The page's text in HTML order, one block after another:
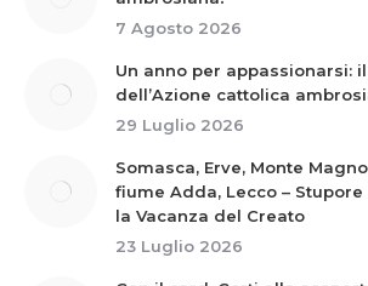
7 Agosto 2026
Un anno per appassionarsi:
dell’Azione cattolica
29 Luglio 2026
Somasca, Erve, Monte
fiume Adda, Lecco –
la Vacanza del Creato
23 Luglio 2026